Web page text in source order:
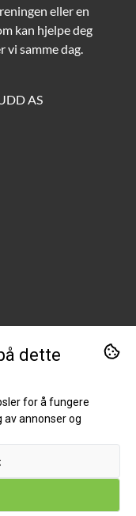
eller en
kan hjelpe deg
vi samme dag.
AS
dette
for å fungere
av annonser og